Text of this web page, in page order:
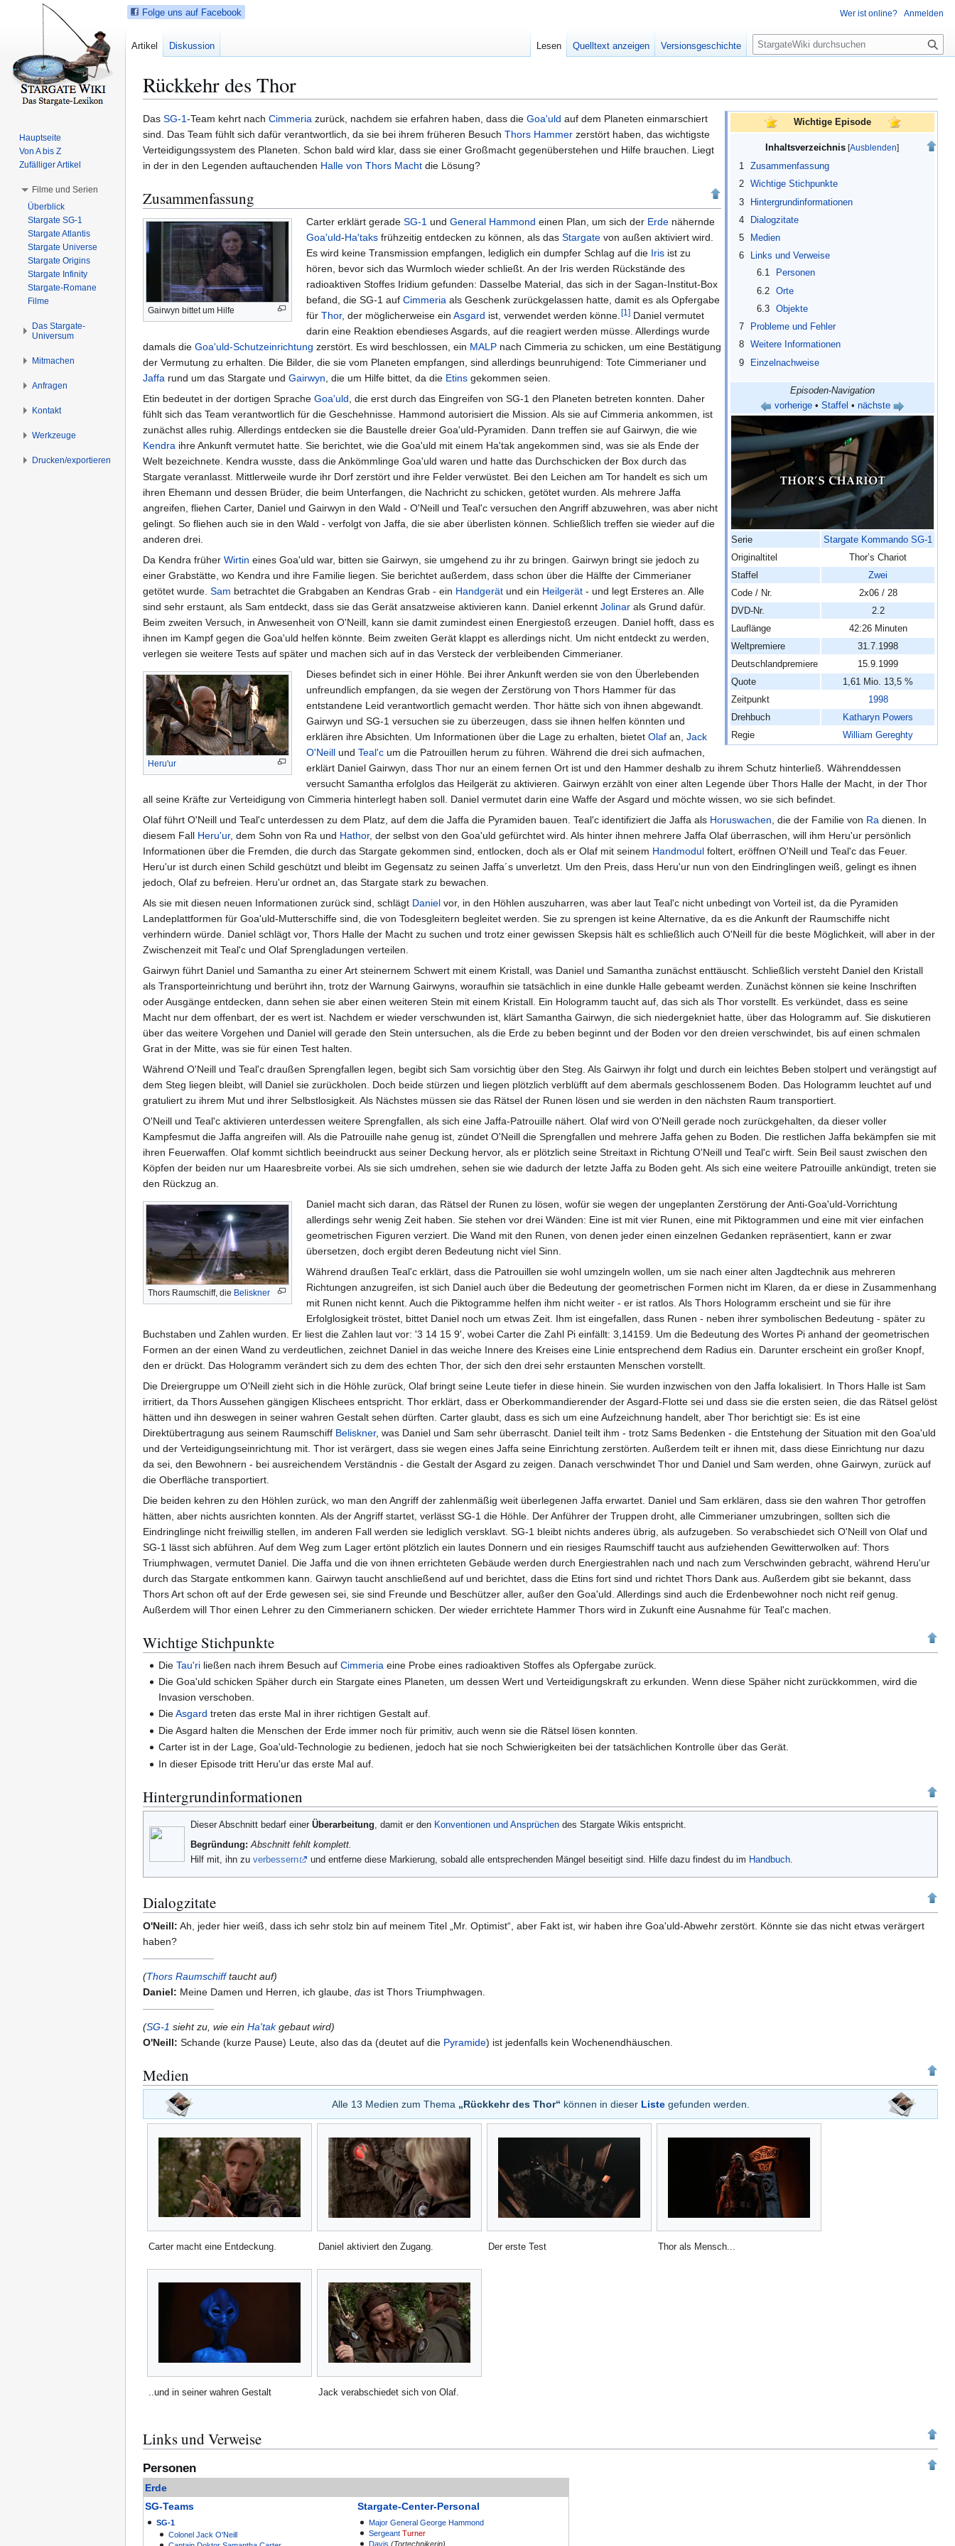
Rückkehr des Thor
Z
u
r
N
v
i
a
n
s
r
i
n
g
e
n
Z
u
r
S
c
h
s
n
g
n
Wichtige Episode
Inhaltsverzeichnis
1
Zusammenfassung
2
Wichtige Stichpunkte
3
Hintergrundinformationen
4
Dialogzitate
5
Medien
6
Links und Verweise
6.1
Personen
6.2
Orte
6.3
Objekte
7
Probleme und Fehler
8
Weitere Informationen
9
Einzelnachweise
Episoden-Navigation
vorherige • Staffel • nächste
Serie
Stargate Kommando SG-1
Originaltitel
Thor’s Chariot
Staffel
Zwei
Code / Nr.
2x06 / 28
DVD-Nr.
2.2
Lauflänge
42:26 Minuten
Weltpremiere
31.7.1998
Deutschlandpremiere
15.9.1999
Quote
1,61 Mio. 13,5 %
Zeitpunkt
1998
Drehbuch
Katharyn Powers
Regie
William Gereghty
Das SG-1-Team kehrt nach Cimmeria zurück, nachdem sie erfahren haben, dass die Goa'uld auf dem Planeten einmarschiert
sind. Das Team fühlt sich dafür verantwortlich, da sie bei ihrem früheren Besuch Thors Hammer zerstört haben, das wichtigste
Verteidigungssystem des Planeten. Schon bald wird klar, dass sie einer Großmacht gegenüberstehen und Hilfe brauchen. Liegt
in der in den Legenden auftauchenden Halle von Thors Macht die Lösung?
Zusammenfassung
Gairwyn bittet um Hilfe
Carter erklärt gerade SG-1und General Hammond einen Plan, um sich der Erdenähernde
Goa'uld-Ha'taksfrühzeitig entdecken zu können, als das Stargatevon außen aktiviert wird.
Es wird keine Transmission empfangen, lediglich ein dumpfer Schlag auf die Irisist zu
hören, bevor sich das Wurmloch wieder schließt. An der Iris werden Rückstände des
radioaktiven Stoffes Iridium gefunden: Dasselbe Material, das sich in der Sagan-Institut-Box
befand, die SG-1 auf Cimmeriaals Geschenk zurückgelassen hatte, damit es als Opfergabe
für Thor, der möglicherweise ein Asgard ist, verwendet werden könne.[1 ]Daniel vermutet
darin eine Reaktion ebendieses Asgards, auf die reagiert werden müsse. Allerdings wurde
damals die Goa'uld-Schutzeinrichtung zerstört. Es wird beschlossen, ein MALP nach Cimmeria zu schicken, um eine Bestätigung
der Vermutung zu erhalten. Die Bilder, die sie vom Planeten empfangen, sind allerdings beunruhigend: Tote Cimmerianer und
Jaffa rund um das Stargate und Gairwyn, die um Hilfe bittet, da die Etins gekommen seien.
Etin bedeutet in der dortigen Sprache Goa'uld, die erst durch das Eingreifen von SG-1 den Planeten betreten konnten. Daher
fühlt sich das Team verantwortlich für die Geschehnisse. Hammond autorisiert die Mission. Als sie auf Cimmeria ankommen, ist
zunächst alles ruhig. Allerdings entdecken sie die Baustelle dreier Goa'uld-Pyramiden. Dann treffen sie auf Gairwyn, die wie
Kendra ihre Ankunft vermutet hatte. Sie berichtet, wie die Goa'uld mit einem Ha'tak angekommen sind, was sie als Ende der
Welt bezeichnete. Kendra wusste, dass die Ankömmlinge Goa'uld waren und hatte das Durchschicken der Box durch das
Stargate veranlasst. Mittlerweile wurde ihr Dorf zerstört und ihre Felder verwüstet. Bei den Leichen am Tor handelt es sich um
ihren Ehemann und dessen Brüder, die beim Unterfangen, die Nachricht zu schicken, getötet wurden. Als mehrere Jaffa
angreifen, fliehen Carter, Daniel und Gairwyn in den Wald - O'Neill und Teal'c versuchen den Angriff abzuwehren, was aber nicht
gelingt. So fliehen auch sie in den Wald - verfolgt von Jaffa, die sie aber überlisten können. Schließlich treffen sie wieder auf die
anderen drei.
Da Kendra früher Wirtin eines Goa'uld war, bitten sie Gairwyn, sie umgehend zu ihr zu bringen. Gairwyn bringt sie jedoch zu
einer Grabstätte, wo Kendra und ihre Familie liegen. Sie berichtet außerdem, dass schon über die Hälfte der Cimmerianer
getötet wurde. Sam betrachtet die Grabgaben an Kendras Grab - ein Handgerät und ein Heilgerät - und legt Ersteres an. Alle
sind sehr erstaunt, als Sam entdeckt, dass sie das Gerät ansatzweise aktivieren kann. Daniel erkennt Jolinar als Grund dafür.
Beim zweiten Versuch, in Anwesenheit von O'Neill, kann sie damit zumindest einen Energiestoß erzeugen. Daniel hofft, dass es
ihnen im Kampf gegen die Goa'uld helfen könnte. Beim zweiten Gerät klappt es allerdings nicht. Um nicht entdeckt zu werden,
verlegen sie weitere Tests auf später und machen sich auf in das Versteck der verbleibenden Cimmerianer.
Heru'ur
Dieses befindet sich in einer Höhle. Bei ihrer Ankunft werden sie von den Überlebenden
unfreundlich empfangen, da sie wegen der Zerstörung von Thors Hammer für das
entstandene Leid verantwortlich gemacht werden. Thor hätte sich von ihnen abgewandt.
Gairwyn und SG-1 versuchen sie zu überzeugen, dass sie ihnen helfen könnten und
erklären ihre Absichten. Um Informationen über die Lage zu erhalten, bietet Olafan, Jack
O'Neillund Teal'cum die Patrouillen herum zu führen. Während die drei sich aufmachen,
erklärt Daniel Gairwyn, dass Thor nur an einem fernen Ort ist und den Hammer deshalb zu ihrem Schutz hinterließ. Währenddessen
versucht Samantha erfolglos das Heilgerät zu aktivieren. Gairwyn erzählt von einer alten Legende über Thors Halle der Macht, in der Thor
all seine Kräfte zur Verteidigung von Cimmeria hinterlegt haben soll. Daniel vermutet darin eine Waffe der Asgard und möchte wissen, wo sie sich befindet.
Olaf führt O'Neill und Teal'c unterdessen zu dem Platz, auf dem die Jaffa die Pyramiden bauen. Teal'c identifiziert die Jaffa als Horuswachen, die der Familie von Ra dienen. In
diesem Fall Heru'ur, dem Sohn von Ra und Hathor, der selbst von den Goa'uld gefürchtet wird. Als hinter ihnen mehrere Jaffa Olaf überraschen, will ihm Heru'ur persönlich
Informationen über die Fremden, die durch das Stargate gekommen sind, entlocken, doch als er Olaf mit seinem Handmodul foltert, eröffnen O'Neill und Teal'c das Feuer.
Heru'ur ist durch einen Schild geschützt und bleibt im Gegensatz zu seinen Jaffa´s unverletzt. Um den Preis, dass Heru'ur nun von den Eindringlingen weiß, gelingt es ihnen
jedoch, Olaf zu befreien. Heru'ur ordnet an, das Stargate stark zu bewachen.
Als sie mit diesen neuen Informationen zurück sind, schlägt Daniel vor, in den Höhlen auszuharren, was aber laut Teal'c nicht unbedingt von Vorteil ist, da die Pyramiden
Landeplattformen für Goa'uld-Mutterschiffe sind, die von Todesgleitern begleitet werden. Sie zu sprengen ist keine Alternative, da es die Ankunft der Raumschiffe nicht
verhindern würde. Daniel schlägt vor, Thors Halle der Macht zu suchen und trotz einer gewissen Skepsis hält es schließlich auch O'Neill für die beste Möglichkeit, will aber in der
Zwischenzeit mit Teal'c und Olaf Sprengladungen verteilen.
Gairwyn führt Daniel und Samantha zu einer Art steinernem Schwert mit einem Kristall, was Daniel und Samantha zunächst enttäuscht. Schließlich versteht Daniel den Kristall
als Transporteinrichtung und berührt ihn, trotz der Warnung Gairwyns, woraufhin sie tatsächlich in eine dunkle Halle gebeamt werden. Zunächst können sie keine Inschriften
oder Ausgänge entdecken, dann sehen sie aber einen weiteren Stein mit einem Kristall. Ein Hologramm taucht auf, das sich als Thor vorstellt. Es verkündet, dass es seine
Macht nur dem offenbart, der es wert ist. Nachdem er wieder verschwunden ist, klärt Samantha Gairwyn, die sich niedergekniet hatte, über das Hologramm auf. Sie diskutieren
über das weitere Vorgehen und Daniel will gerade den Stein untersuchen, als die Erde zu beben beginnt und der Boden vor den dreien verschwindet, bis auf einen schmalen
Grat in der Mitte, was sie für einen Test halten.
Während O'Neill und Teal'c draußen Sprengfallen legen, begibt sich Sam vorsichtig über den Steg. Als Gairwyn ihr folgt und durch ein leichtes Beben stolpert und verängstigt auf
dem Steg liegen bleibt, will Daniel sie zurückholen. Doch beide stürzen und liegen plötzlich verblüfft auf dem abermals geschlossenem Boden. Das Hologramm leuchtet auf und
gratuliert zu ihrem Mut und ihrer Selbstlosigkeit. Als Nächstes müssen sie das Rätsel der Runen lösen und sie werden in den nächsten Raum transportiert.
O'Neill und Teal'c aktivieren unterdessen weitere Sprengfallen, als sich eine Jaffa-Patrouille nähert. Olaf wird von O'Neill gerade noch zurückgehalten, da dieser voller
Kampfesmut die Jaffa angreifen will. Als die Patrouille nahe genug ist, zündet O'Neill die Sprengfallen und mehrere Jaffa gehen zu Boden. Die restlichen Jaffa bekämpfen sie mit
ihren Feuerwaffen. Olaf kommt sichtlich beeindruckt aus seiner Deckung hervor, als er plötzlich seine Streitaxt in Richtung O'Neill und Teal'c wirft. Sein Beil saust zwischen den
Köpfen der beiden nur um Haaresbreite vorbei. Als sie sich umdrehen, sehen sie wie dadurch der letzte Jaffa zu Boden geht. Als sich eine weitere Patrouille ankündigt, treten sie
den Rückzug an.
Thors Raumschiff, die Beliskner
Daniel macht sich daran, das Rätsel der Runen zu lösen, wofür sie wegen der ungeplanten Zerstörung der Anti-Goa'uld-Vorrichtung
allerdings sehr wenig Zeit haben. Sie stehen vor drei Wänden: Eine ist mit vier Runen, eine mit Piktogrammen und eine mit vier einfachen
geometrischen Figuren verziert. Die Wand mit den Runen, von denen jeder einen einzelnen Gedanken repräsentiert, kann er zwar
übersetzen, doch ergibt deren Bedeutung nicht viel Sinn.
Während draußen Teal'c erklärt, dass die Patrouillen sie wohl umzingeln wollen, um sie nach einer alten Jagdtechnik aus mehreren
Richtungen anzugreifen, ist sich Daniel auch über die Bedeutung der geometrischen Formen nicht im Klaren, da er diese in Zusammenhang
mit Runen nicht kennt. Auch die Piktogramme helfen ihm nicht weiter - er ist ratlos. Als Thors Hologramm erscheint und sie für ihre
Erfolglosigkeit tröstet, bittet Daniel noch um etwas Zeit. Ihm ist eingefallen, dass Runen - neben ihrer symbolischen Bedeutung - später zu
Buchstaben und Zahlen wurden. Er liest die Zahlen laut vor: '3 14 15 9', wobei Carter die Zahl Pi einfällt: 3,14159. Um die Bedeutung des Wortes Pi anhand der geometrischen
Formen an der einen Wand zu verdeutlichen, zeichnet Daniel in das weiche Innere des Kreises eine Linie entsprechend dem Radius ein. Darunter erscheint ein großer Knopf,
den er drückt. Das Hologramm verändert sich zu dem des echten Thor, der sich den drei sehr erstaunten Menschen vorstellt.
Die Dreiergruppe um O'Neill zieht sich in die Höhle zurück, Olaf bringt seine Leute tiefer in diese hinein. Sie wurden inzwischen von den Jaffa lokalisiert. In Thors Halle ist Sam
irritiert, da Thors Aussehen gängigen Klischees entspricht. Thor erklärt, dass er Oberkommandierender der Asgard-Flotte sei und dass sie die ersten seien, die das Rätsel gelöst
hätten und ihn deswegen in seiner wahren Gestalt sehen dürften. Carter glaubt, dass es sich um eine Aufzeichnung handelt, aber Thor berichtigt sie: Es ist eine
Direktübertragung aus seinem Raumschiff Beliskner, was Daniel und Sam sehr überrascht. Daniel teilt ihm - trotz Sams Bedenken - die Entstehung der Situation mit den Goa'uld
und der Verteidigungseinrichtung mit. Thor ist verärgert, dass sie wegen eines Jaffa seine Einrichtung zerstörten. Außerdem teilt er ihnen mit, dass diese Einrichtung nur dazu
da sei, den Bewohnern - bei ausreichendem Verständnis - die Gestalt der Asgard zu zeigen. Danach verschwindet Thor und Daniel und Sam werden, ohne Gairwyn, zurück auf
die Oberfläche transportiert.
Die beiden kehren zu den Höhlen zurück, wo man den Angriff der zahlenmäßig weit überlegenen Jaffa erwartet. Daniel und Sam erklären, dass sie den wahren Thor getroffen
hätten, aber nichts ausrichten konnten. Als der Angriff startet, verlässt SG-1 die Höhle. Der Anführer der Truppen droht, alle Cimmerianer umzubringen, sollten sich die
Eindringlinge nicht freiwillig stellen, im anderen Fall werden sie lediglich versklavt. SG-1 bleibt nichts anderes übrig, als aufzugeben. So verabschiedet sich O'Neill von Olaf und
SG-1 lässt sich abführen. Auf dem Weg zum Lager ertönt plötzlich ein lautes Donnern und ein riesiges Raumschiff taucht aus aufziehenden Gewitterwolken auf: Thors
Triumphwagen, vermutet Daniel. Die Jaffa und die von ihnen errichteten Gebäude werden durch Energiestrahlen nach und nach zum Verschwinden gebracht, während Heru'ur
durch das Stargate entkommen kann. Gairwyn taucht anschließend auf und berichtet, dass die Etins fort sind und richtet Thors Dank aus. Außerdem gibt sie bekannt, dass
Thors Art schon oft auf der Erde gewesen sei, sie sind Freunde und Beschützer aller, außer den Goa'uld. Allerdings sind auch die Erdenbewohner noch nicht reif genug.
Außerdem will Thor einen Lehrer zu den Cimmerianern schicken. Der wieder errichtete Hammer Thors wird in Zukunft eine Ausnahme für Teal'c machen.
Wichtige Stichpunkte
DieTau'ri ließen nach ihrem Besuch aufCimmeria eine Probe eines radioaktiven Stoffes als Opfergabe zurück.
Die Goa'uld schicken Späher durch ein Stargate eines Planeten, um dessen Wert und Verteidigungskraft zu erkunden. Wenn diese Späher nicht zurückkommen, wird die
Invasion verschoben.
DieAsgard treten das erste Mal in ihrer richtigen Gestalt auf.
Die Asgard halten die Menschen der Erde immer noch für primitiv, auch wenn sie die Rätsel lösen konnten.
Carter ist in der Lage, Goa'uld-Technologie zu bedienen, jedoch hat sie noch Schwierigkeiten bei der tatsächlichen Kontrolle über das Gerät.
In dieser Episode tritt Heru'ur das erste Mal auf.
Hintergrundinformationen
Dieser Abschnitt bedarf einer Überarbeitung , damit er den Konventionen und Ansprüchen des Stargate Wikis entspricht.
Begründung: Abschnitt fehlt komplett.
Hilf mit, ihn zu verbessern und entferne diese Markierung, sobald alle entsprechenden Mängel beseitigt sind. Hilfe dazu findest du im Handbuch
Dialogzitate
O'Neill: Ah, jeder hier weiß, dass ich sehr stolz bin auf meinem Titel „Mr. Optimist“, aber Fakt ist, wir haben ihre Goa'uld-Abwehr zerstört. Könnte sie das nicht etwas verärgert
haben?
(Thors Raumschifftaucht auf)
Daniel: Meine Damen und Herren, ich glaube, das ist Thors Triumphwagen.
(SG-1 sieht zu, wie ein Ha'takgebaut wird)
O'Neill: Schande (kurze Pause) Leute, also das da (deutet auf die Pyramide) ist jedenfalls kein Wochenendhäuschen.
Medien
Alle 13 Medien zum Thema „Rückkehr des Thor“ können in dieser Listegefunden werden.
Carter macht eine Entdeckung. Daniel aktiviert den Zugang. Der erste Test Thor als Mensch...
..und in seiner wahren Gestalt Jack verabschiedet sich von Olaf.
Links und Verweise
Personen
Erde
SG-Teams
SG-1
Colonel Jack O'Neill
Stargate-Center-Personal
Major General George Hammond
Sergeant Turner
Davis (Tortechnikerin)
Folge uns auf Facebook Wer ist online? Anmelden
Artikel Diskussion Lesen Quelltext anzeigen Versionsgeschichte
S
u
e
Hauptseite
Von A bis Z
Zufälliger Artikel
Filme und Serien
Überblick
Stargate SG-1
Stargate Atlantis
Stargate Universe
Stargate Origins
Stargate Infinity
Stargate-Romane
Filme
Das Stargate-
Universum
Mitmachen
Anfragen
Kontakt
Werkzeuge
Drucken/­exportieren